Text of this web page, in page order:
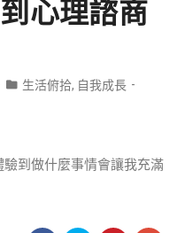
心理諮商
生活俯拾, 自我成長
到做什麼事情會讓我充滿